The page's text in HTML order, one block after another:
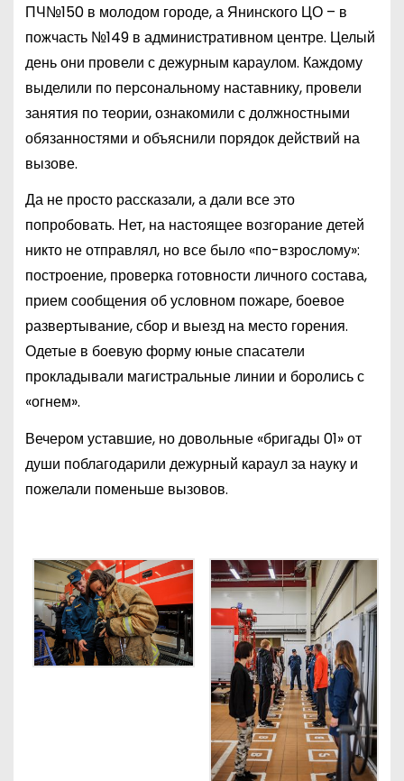
ПЧ№150 в молодом городе, а Янинского ЦО – в
пожчасть №149 в административном центре. Целый
день они провели с дежурным караулом. Каждому
выделили по персональному наставнику, провели
занятия по теории, ознакомили с должностными
обязанностями и объяснили порядок действий на
вызове.
Да не просто рассказали, а дали все это
попробовать. Нет, на настоящее возгорание детей
никто не отправлял, но все было «по-взрослому»:
построение, проверка готовности личного состава,
прием сообщения об условном пожаре, боевое
развертывание, сбор и выезд на место горения.
Одетые в боевую форму юные спасатели
прокладывали магистральные линии и боролись с
«огнем».
Вечером уставшие, но довольные «бригады 01» от
души поблагодарили дежурный караул за науку и
пожелали поменьше вызовов.